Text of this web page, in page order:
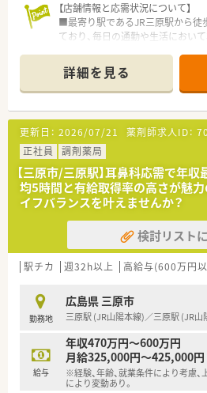
【店舗情報と応需状況について】
■最寄り駅であるJR三原駅から徒
ており、毎日の通勤や生活におい
膚科など多岐にわたる科目の処方
■1日平均55枚の処方箋に対して
が在籍しており、事務も6名いるた
【募集背景と求める人物像について
■地域の患者様により良い医療サ
見据えた体制強化を目的として薬
■変化を恐れずに新しいことへ前
スキルアップに対して意欲的な方
■未経験の方でも30代までなら応
れば40代半ばまで幅広く相談に乗
【法人特徴について】
■全国に460店舗以上を展開して
ありながら、地域密着の姿勢を大
め、長期的な視点で安心してキャ
■地域ごとの特性やニーズを細か
に運営会社を分けており、地域医
【求人情報について】
■年収は経験やスキルに応じて
能で、手厚い各種手当を含めた安
詳細を見る
更新日： 2026/07/21 薬剤師求人ID：
正社員
調剤薬局
【三原市/三原駅】耳鼻科応需で年
均5時間と有給取得率の高さが魅
イフバランスを叶えませんか？
検討リスト
駅チカ 週32h以上 高給与(600万円
勤務地
広島県 三原市
三原駅 (JR山陽本線)／三原駅 (JR
給与
年収470万円～600万円
月給325,000円～425,000円
※経験、年齢、就業条件により考慮
により変動あり。